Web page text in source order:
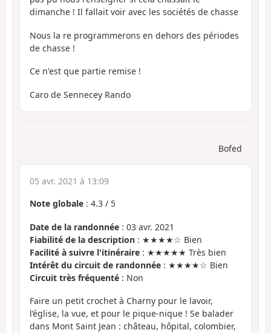
dimanche ! Il fallait voir avec les sociétés de chasse
Nous la re programmerons en dehors des périodes
de chasse !
Ce n'est que partie remise !
Caro de Sennecey Rando
Bofed
05 avr. 2021 à 13:09
Note globale : 4.3 / 5
Date de la randonnée : 03 avr. 2021
Fiabilité de la description : ★★★★☆ Bien
Facilité à suivre l'itinéraire : ★★★★★ Très bien
Intérêt du circuit de randonnée : ★★★★☆ Bien
Circuit très fréquenté : Non
Faire un petit crochet à Charny pour le lavoir,
l’église, la vue, et pour le pique-nique ! Se balader
dans Mont Saint Jean : château, hôpital, colombier,